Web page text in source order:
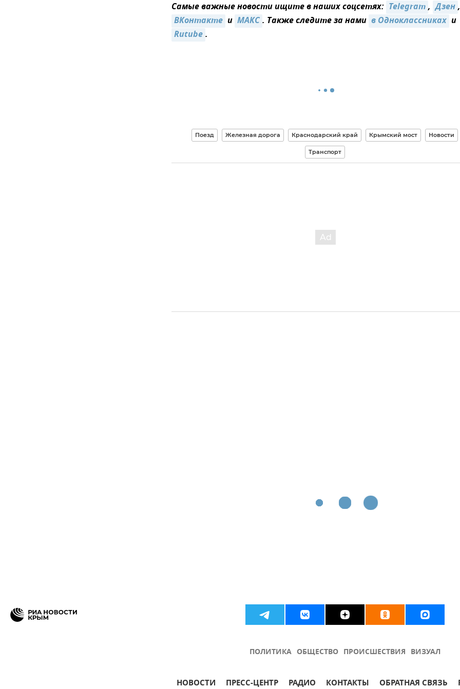
Самые важные новости ищите в наших соцсетях: Telegram, Дзен,
ВКонтакте и МАКС. Также следите за нами в Одноклассниках и
Rutube.
Поезд Железная дорога Краснодарский край Крымский мост Новости
Транспорт
ПОЛИТИКА ОБЩЕСТВО ПРОИСШЕСТВИЯ ВИЗУАЛ
НОВОСТИ ПРЕСС-ЦЕНТР РАДИО КОНТАКТЫ ОБРАТНАЯ СВЯЗЬ